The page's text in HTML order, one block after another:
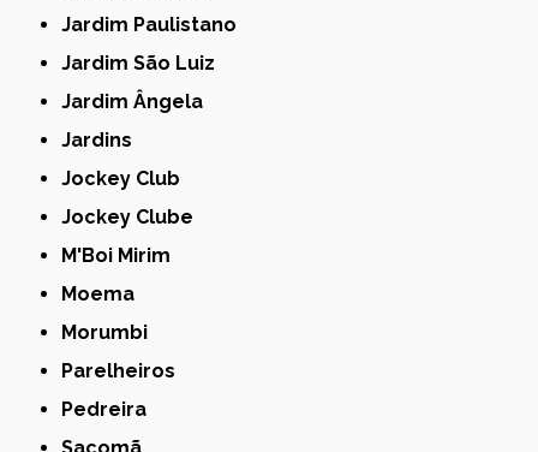
Jardim Paulistano
Jardim São Luiz
Jardim Ângela
Jardins
Jockey Club
Jockey Clube
M'Boi Mirim
Moema
Morumbi
Parelheiros
Pedreira